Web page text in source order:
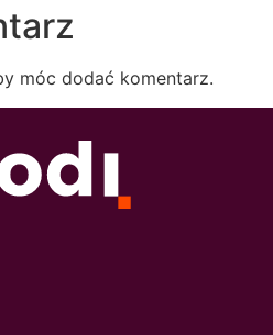
móc dodać komentarz.